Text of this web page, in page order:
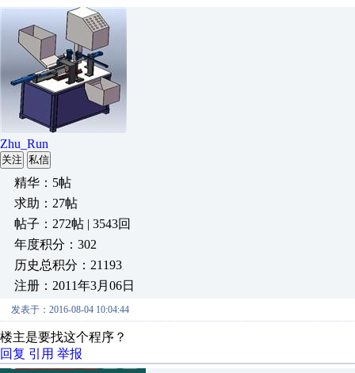
Zhu_Run
关注 私信
精华：5帖
求助：27帖
帖子：272帖 | 3543回
年度积分：302
历史总积分：21193
注册：2011年3月06日
发表于：2016-08-04 10:04:44
楼主是要找这个程序？
回复 引用 举报